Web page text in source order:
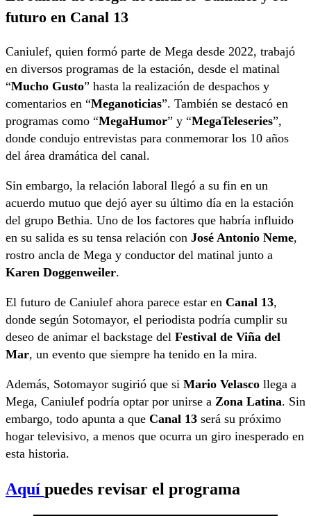
futuro en Canal 13
Caniulef, quien formó parte de Mega desde 2022, trabajó
en diversos programas de la estación, desde el matinal
“Mucho Gusto” hasta la realización de despachos y
comentarios en “Meganoticias”. También se destacó en
programas como “MegaHumor” y “MegaTeleseries”,
donde condujo entrevistas para conmemorar los 10 años
del área dramática del canal.
Sin embargo, la relación laboral llegó a su fin en un
acuerdo mutuo que dejó ayer su último día en la estación
del grupo Bethia. Uno de los factores que habría influido
en su salida es su tensa relación con José Antonio Neme,
rostro ancla de Mega y conductor del matinal junto a
Karen Doggenweiler.
El futuro de Caniulef ahora parece estar en Canal 13,
donde según Sotomayor, el periodista podría cumplir su
deseo de animar el backstage del Festival de Viña del
Mar, un evento que siempre ha tenido en la mira.
Además, Sotomayor sugirió que si Mario Velasco llega a
Mega, Caniulef podría optar por unirse a Zona Latina. Sin
embargo, todo apunta a que Canal 13 será su próximo
hogar televisivo, a menos que ocurra un giro inesperado en
esta historia.
Aquí puedes revisar el programa